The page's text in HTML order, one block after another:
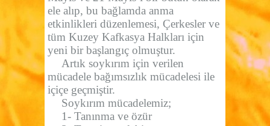
ele alıp, bu bağlamda anma
etkinlikleri düzenlemesi, Çerkesler ve
tüm Kuzey Kafkasya Halkları için
yeni bir başlangıç olmuştur.
Artık soykırım için verilen
mücadele bağımsızlık mücadelesi ile
içiçe geçmiştir.
Soykırım mücadelemiz;
1- Tanınma ve özür